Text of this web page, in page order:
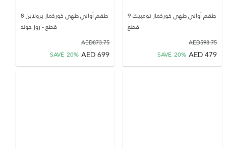
طقم أواني طهي كوركماز تومبيك 9
قطع
598.75
AED
479
AED
SAVE 20%
طقم أواني طهي كوركماز برولاين 8
قطع - روز جولد
873.75
AED
699
AED
SAVE 20%